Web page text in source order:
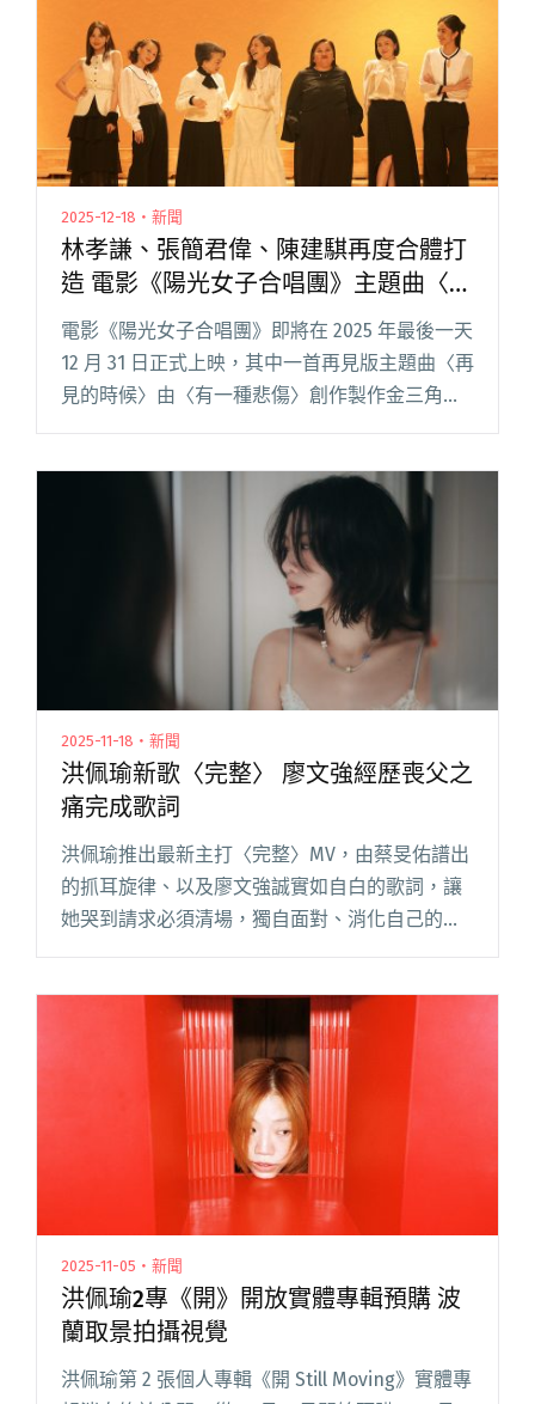
操刀"
2025-12-18・新聞
林孝謙、張簡君偉、陳建騏再度合體打
造 電影《陽光女子合唱團》主題曲〈再
見的時候〉
電影《陽光女子合唱團》即將在 2025 年最後一天
12 月 31 日正式上映，其中一首再見版主題曲〈再
見的時候〉由〈有一種悲傷〉創作製作金三角林
孝謙（作詞）、張簡君偉（作曲）、陳建騏（製
金馬最佳原閱讀全文 "林孝謙、張簡君偉、陳建
騏再度合體打造 電影《陽光女子合唱團》主題曲
〈再見的時候〉"
2025-11-18・新聞
洪佩瑜新歌〈完整〉 廖文強經歷喪父之
痛完成歌詞
洪佩瑜推出最新主打〈完整〉MV，由蔡旻佑譜出
的抓耳旋律、以及廖文強誠實如自白的歌詞，讓
她哭到請求必須清場，獨自面對、消化自己的情
緒；製作人陳建騏選擇以事過境遷的視角，透過
最深處，還沒有辦法丟掉的最後閱讀全文 "洪佩
瑜新歌〈完整〉 廖文強經歷喪父之痛完成歌詞"
2025-11-05・新聞
洪佩瑜2專《開》開放實體專輯預購 波
蘭取景拍攝視覺
洪佩瑜第 2 張個人專輯《開 Still Moving》實體專